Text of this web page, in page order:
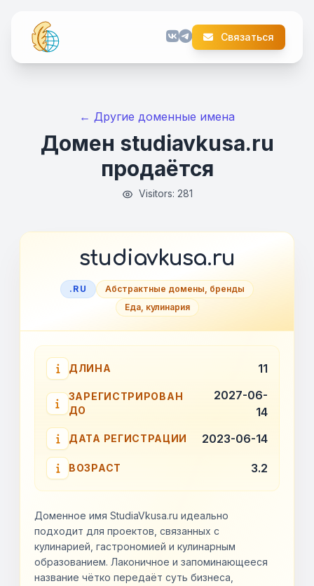
Связаться
← Другие доменные имена
Домен studiavkusa.ru
продаётся
Visitors: 281
studiavkusa.ru
.RU
Абстрактные домены, бренды
Еда, кулинария
ДЛИНА 11
ЗАРЕГИСТРИРОВАН
ДО
2027-06-
14
ДАТА РЕГИСТРАЦИИ 2023-06-14
ВОЗРАСТ 3.2
Доменное имя StudiaVkusa.ru идеально
подходит для проектов, связанных с
кулинарией, гастрономией и кулинарным
образованием. Лаконичное и запоминающееся
название чётко передаёт суть бизнеса,